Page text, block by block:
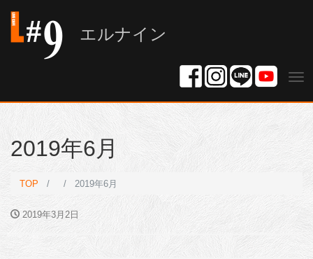
エルナイン
2019年6月
TOP 2019年6月
2019年3月2日